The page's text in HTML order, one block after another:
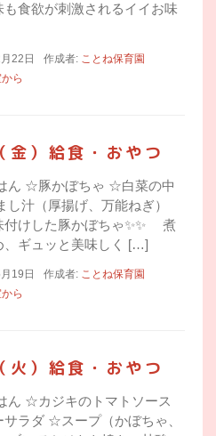
食欲が刺激されるイイお味
22日 作成者: ことね保育園
ら
）給食・おやつ
ん ☆豚かぼちゃ ☆白菜の中
し汁（厚揚げ、万能ねぎ）
付けした豚かぼちゃ✨✨ 煮
、ギュッと美味しく […]
19日 作成者: ことね保育園
ら
）給食・おやつ
ん ☆カジキのトマトソース
ラダ ☆スープ（かぼちゃ、